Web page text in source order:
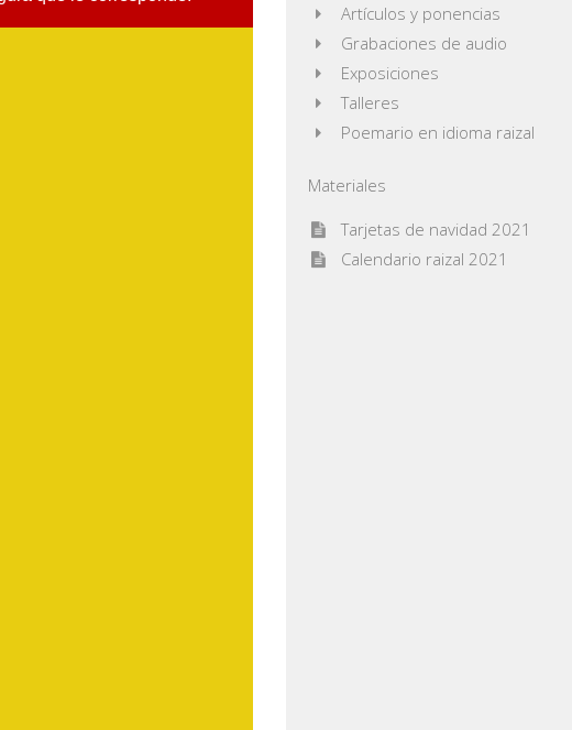
Artículos y ponencias
Grabaciones de audio
Exposiciones
Talleres
Poemario en idioma raizal
Materiales
Tarjetas de navidad 2021
Calendario raizal 2021